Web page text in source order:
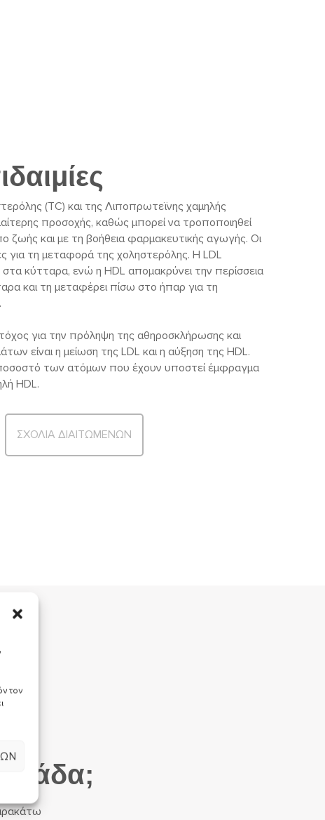
τον
(TC) και της Λιποπρωτεϊνης χαμηλής
προσοχής, καθώς μπορεί να τροποποιηθεί
ζωής και με τη βοήθεια φαρμακευτικής αγωγής. Οι
για τη μεταφορά της χοληστερόλης. Η LDL
κύτταρα, ενώ η HDL απομακρύνει την περίσσεια
και τη μεταφέρει πίσω στο ήπαρ για τη
για την πρόληψη της αθηροσκλήρωσης και
είναι η μείωση της LDL και η αύξηση της HDL.
ποσοστό των ατόμων που έχουν υποστεί έμφραγμα
HDL.
ΣΧΟΛΙΑ ΔΙΑΙΤΩΜΕΝΩΝ